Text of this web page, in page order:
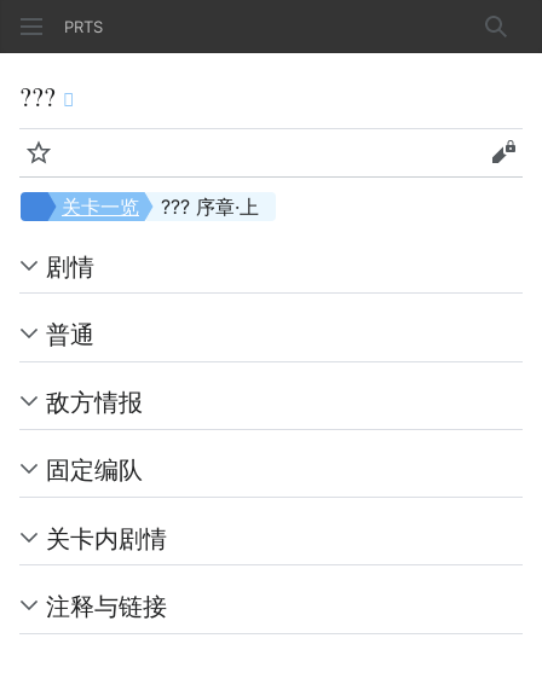
PRTS 搜索
???
监视 查看
??? 序章·上
关卡一览
剧情
普通
敌方情报
固定编队
关卡内剧情
注释与链接